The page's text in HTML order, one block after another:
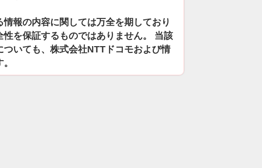
報の内容に関しては万全を期しており
を保証するものではありません。 当該
いても、株式会社NTTドコモおよび情